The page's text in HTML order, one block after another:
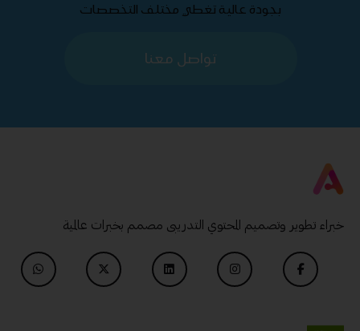
بجودة عالية تغطي مختلف التخصصات
تواصل معنا
خبراء تطوير وتصميم المحتوي التدريبى مصمم بخبرات عالمية